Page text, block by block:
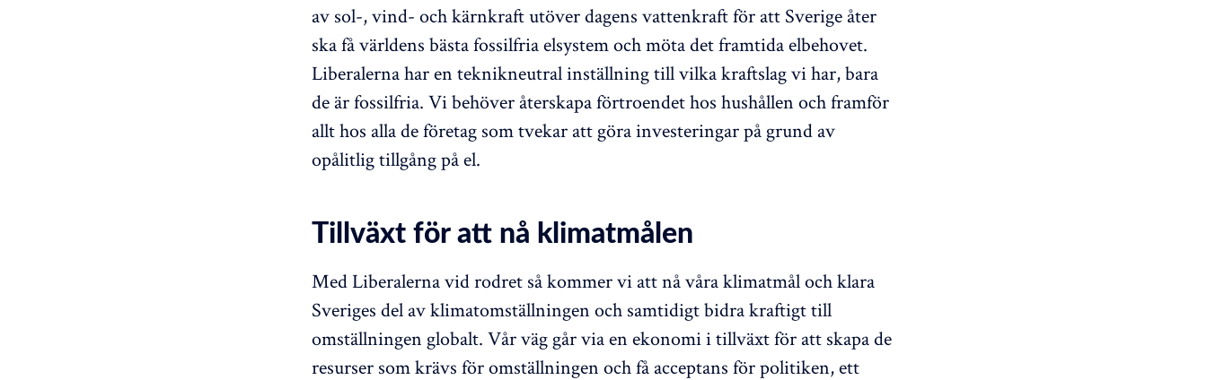
av sol-, vind- och kärnkraft utöver dagens vattenkraft för att Sverige åter
ska få världens bästa fossilfria elsystem och möta det framtida elbehovet.
Liberalerna har en teknikneutral inställning till vilka kraftslag vi har, bara
de är fossilfria. Vi behöver återskapa förtroendet hos hushållen och framför
allt hos alla de företag som tvekar att göra investeringar på grund av
opålitlig tillgång på el.
Tillväxt för att nå klimatmålen
Med Liberalerna vid rodret så kommer vi att nå våra klimatmål och klara
Sveriges del av klimatomställningen och samtidigt bidra kraftigt till
omställningen globalt. Vår väg går via en ekonomi i tillväxt för att skapa de
resurser som krävs för omställningen och få acceptans för politiken, ett